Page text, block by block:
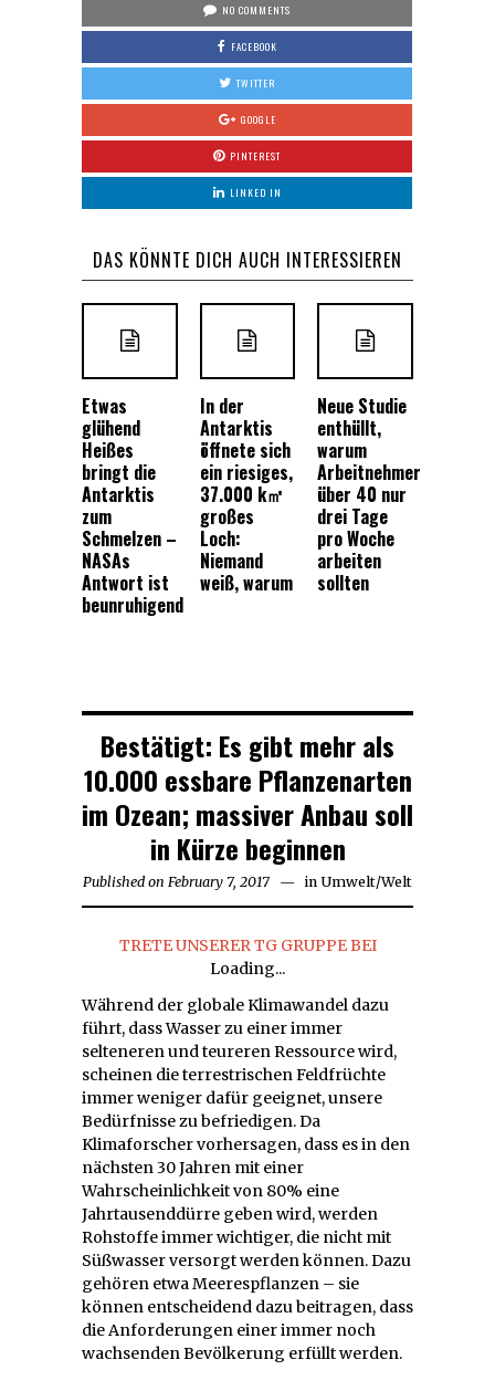
NO COMMENTS
FACEBOOK
TWITTER
GOOGLE
PINTEREST
LINKED IN
DAS KÖNNTE DICH AUCH INTERESSIEREN
Etwas
glühend
Heißes
bringt die
Antarktis
zum
Schmelzen –
NASAs
Antwort ist
beunruhigend
In der
Antarktis
öffnete sich
ein riesiges,
37.000 k㎡
großes
Loch:
Niemand
weiß, warum
Neue Studie
enthüllt,
warum
Arbeitnehmer
über 40 nur
drei Tage
pro Woche
arbeiten
sollten
Bestätigt: Es gibt mehr als
10.000 essbare Pflanzenarten
im Ozean; massiver Anbau soll
in Kürze beginnen
Published on February 7, 2017 in Umwelt/Welt
TRETE UNSERER TG GRUPPE BEI
Loading...
Während der globale Klimawandel dazu
führt, dass Wasser zu einer immer
selteneren und teureren Ressource wird,
scheinen die terrestrischen Feldfrüchte
immer weniger dafür geeignet, unsere
Bedürfnisse zu befriedigen. Da
Klimaforscher vorhersagen, dass es in den
nächsten 30 Jahren mit einer
Wahrscheinlichkeit von 80% eine
Jahrtausenddürre geben wird, werden
Rohstoffe immer wichtiger, die nicht mit
Süßwasser versorgt werden können. Dazu
gehören etwa Meerespflanzen – sie
können entscheidend dazu beitragen, dass
die Anforderungen einer immer noch
wachsenden Bevölkerung erfüllt werden.